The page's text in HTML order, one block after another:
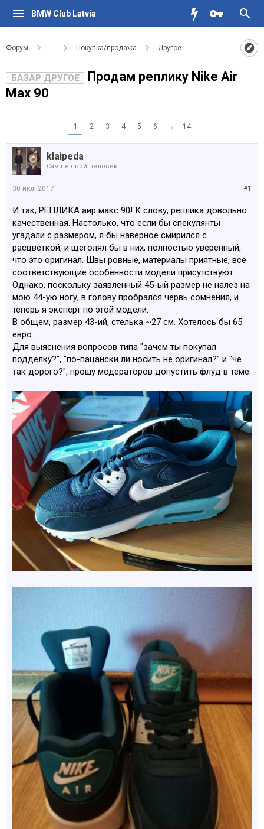
BMW Club Latvia
Форум ... Покупка/продажа Другое
БАЗАР ДРУГОЕ
Продам реплику Nike Air
Max 90
1 2 3 4 5 6 → 14
klaipeda
Сам не свой человек
#1
30 июл 2017
И так, РЕПЛИКА аир макс 90! К слову, реплика довольно
качественная. Настолько, что если бы спекулянты
угадали с размером, я бы наверное смирился с
расцветкой, и щеголял бы в них, полностью уверенный,
что это оригинал. Швы ровные, материалы приятные, все
соответствующие особенности модели присутствуют.
Однако, поскольку заявленный 45-ый размер не налез на
мою 44-ую ногу, в голову пробрался червь сомнения, и
теперь я эксперт по этой модели.
В общем, размер 43-ий, стелька ~27 см. Хотелось бы 65
евро.
Для выяснения вопросов типа "зачем ты покупал
подделку?", "по-пацански ли носить не оригинал?" и "че
так дорого?", прошу модераторов допустить флуд в теме.